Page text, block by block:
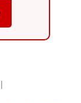
|